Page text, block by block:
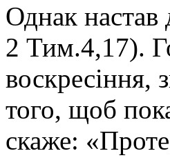
Однак настав
2 Тим.4,17).
воскресіння,
того, щоб
скаже: